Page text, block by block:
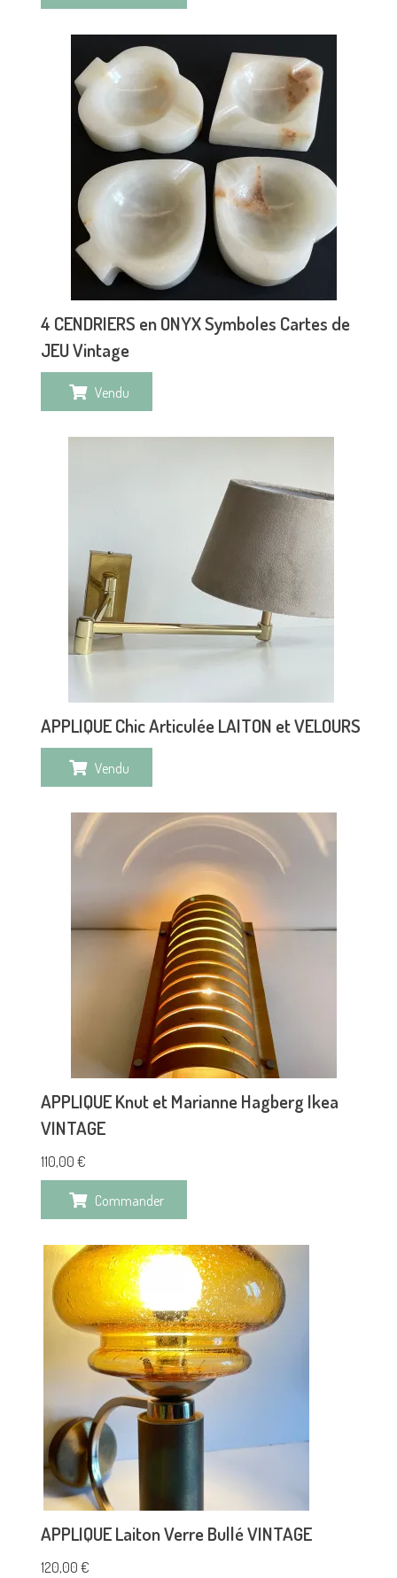
4 CENDRIERS en ONYX Symboles Cartes de
JEU Vintage
Vendu
APPLIQUE Chic Articulée LAITON et VELOURS
Vendu
APPLIQUE Knut et Marianne Hagberg Ikea
VINTAGE
110,00 €
Commander
APPLIQUE Laiton Verre Bullé VINTAGE
120,00 €